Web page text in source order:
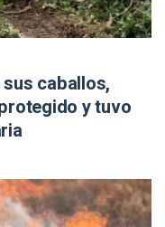
caballos,
y tuvo